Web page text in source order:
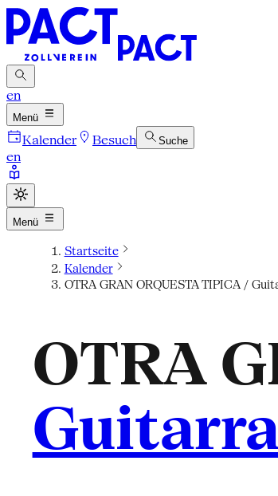
en
Menü
Kalender Besuch Suche
en
Menü
Startseite
Kalender
OTRA GRAN ORQUESTA TIPICA /
OTRA